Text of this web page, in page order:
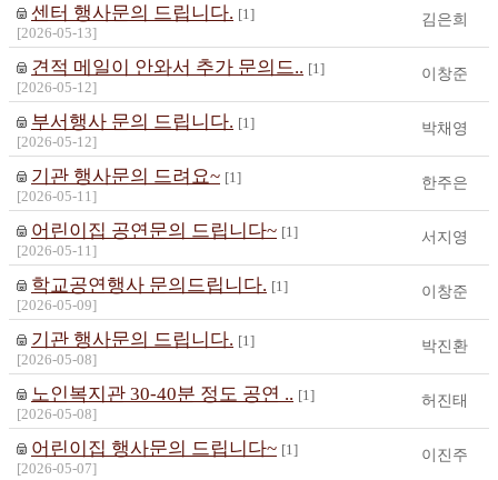
센터 행사문의 드립니다. [1]
[2026-05-13]
김은희
견적 메일이 안와서 추가 문의드.. [1]
[2026-05-12]
이창준
부서행사 문의 드립니다. [1]
[2026-05-12]
박채영
기관 행사문의 드려요~ [1]
[2026-05-11]
한주은
어린이집 공연문의 드립니다~ [1]
[2026-05-11]
서지영
학교공연행사 문의드립니다. [1]
[2026-05-09]
이창준
기관 행사문의 드립니다. [1]
[2026-05-08]
박진환
노인복지관 30-40분 정도 공연 .. [1]
[2026-05-08]
허진태
어린이집 행사문의 드립니다~ [1]
[2026-05-07]
이진주